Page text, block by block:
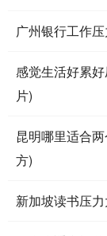
广州银行工作
感觉生活好累
片)
昆明哪里适合
方)
新加坡读书压